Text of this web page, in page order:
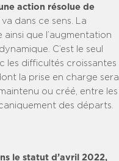
action résolue de
va dans ce sens. La
que l’augmentation
C’est le seul
les difficultés croissantes
la prise en charge sera
ou créé, entre les
des départs.
le statut d’avril 2022,